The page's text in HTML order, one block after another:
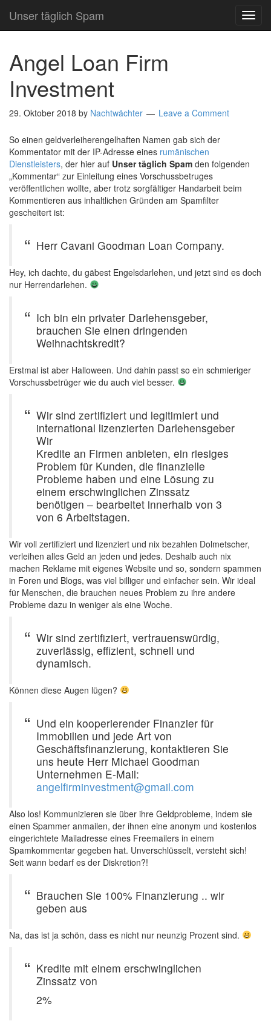
Unser täglich Spam
Angel Loan Firm
Investment
29. Oktober 2018 by Nachtwächter Leave a Comment
So einen geldverleiherengelhaften Namen gab sich der
Kommentator mit der IP-Adresse eines rumänischen
Dienstleisters, der hier auf Unser täglich Spam den folgenden
„Kommentar“ zur Einleitung eines Vorschussbetruges
veröffentlichen wollte, aber trotz sorgfältiger Handarbeit beim
Kommentieren aus inhaltlichen Gründen am Spamfilter
gescheitert ist:
Herr Cavani Goodman Loan Company.
Hey, ich dachte, du gäbest Engelsdarlehen, und jetzt sind es doch
nur Herrendarlehen.
Ich bin ein privater Darlehensgeber,
brauchen Sie einen dringenden
Weihnachtskredit?
Erstmal ist aber Halloween. Und dahin passt so ein schmieriger
Vorschussbetrüger wie du auch viel besser.
Wir sind zertifiziert und legitimiert und
international lizenzierten Darlehensgeber
Wir
Kredite an Firmen anbieten, ein riesiges
Problem für Kunden, die finanzielle
Probleme haben und eine Lösung zu
einem erschwinglichen Zinssatz
benötigen – bearbeitet innerhalb von 3
von 6 Arbeitstagen.
Wir voll zertifiziert und lizenziert und nix bezahlen Dolmetscher,
verleihen alles Geld an jeden und jedes. Deshalb auch nix
machen Reklame mit eigenes Website und so, sondern spammen
in Foren und Blogs, was viel billiger und einfacher sein. Wir ideal
für Menschen, die brauchen neues Problem zu ihre andere
Probleme dazu in weniger als eine Woche.
Wir sind zertifiziert, vertrauenswürdig,
zuverlässig, effizient, schnell und
dynamisch.
Können diese Augen lügen?
Und ein kooperierender Finanzier für
Immobilien und jede Art von
Geschäftsfinanzierung, kontaktieren Sie
uns heute Herr Michael Goodman
Unternehmen E-Mail:
angelfirminvestment@gmail.com
Also los! Kommunizieren sie über ihre Geldprobleme, indem sie
einen Spammer anmailen, der ihnen eine anonym und kostenlos
eingerichtete Mailadresse eines Freemailers in einem
Spamkommentar gegeben hat. Unverschlüsselt, versteht sich!
Seit wann bedarf es der Diskretion?!
Brauchen Sie 100% Finanzierung .. wir
geben aus
Na, das ist ja schön, dass es nicht nur neunzig Prozent sind.
Kredite mit einem erschwinglichen
Zinssatz von
2%